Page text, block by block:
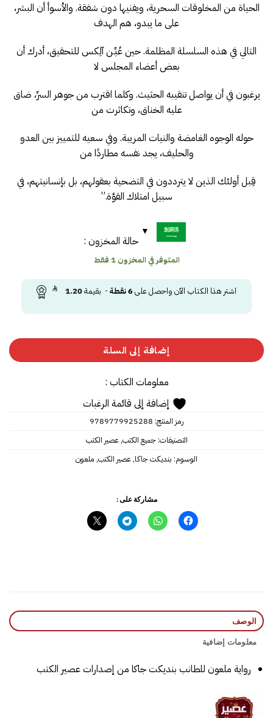
الحياة من المخلوقات السحرية، ويفنيها دون شفقة. والأسوأ أن البشر،
على ما يبدو، هم الهدف
التالي في هذه السلسلة المظلمة. حين عُيِّـن آلِكس للتحقيق، أدرك أن
بعض أعضاء المجلس لا
يرغبون في أن يواصل تنقيبه الحثيث. وكلما اقترب من جوهر السرِّ، ضاق
عليه الخناق، وتكاثرت من
حوله الوجوه الغامضة والنيات المريبة. وفي سعيه للتمييز بين العدو
والحليف، يجد نفسه مطاردًا من
قِبل أولئك الذين لا يترددون في التضحية بعقولهم، بل بإنسانيتهم، في
سبيل امتلاك القوَّة.”
حالة المخزون :
المتوفر في المخزون 1 فقط
اشتر هذا الكتاب الآن واحصل على6نقطة- بقيمة1.20
إضافة إلى السلة
معلومات الكتاب :
إضافة إلى قائمة الرغبات
رمز المنتج: 9789779925288
التصنيفات:جميع الكتب,عصير الكتب
الوسوم: بنديكت جاكا,عصير الكتب, ملعون
مشاركة على :
الوصف
معلومات إضافية
رواية ملعون للطانب بنديكت جاكا من إصدارات عصير الكتب